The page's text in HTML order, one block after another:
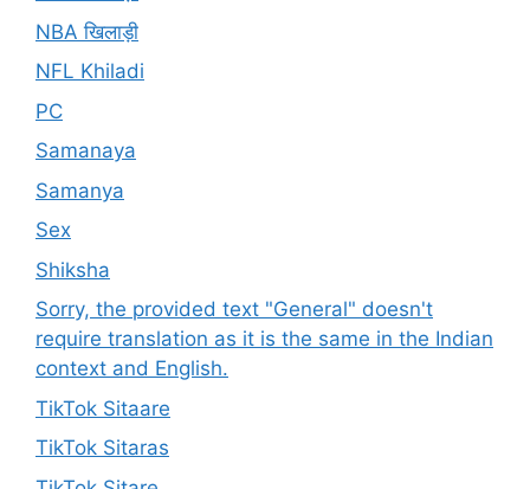
NBA खिलाड़ी
NFL Khiladi
PC
Samanaya
Samanya
Sex
Shiksha
Sorry, the provided text "General" doesn't
require translation as it is the same in the Indian
context and English.
TikTok Sitaare
TikTok Sitaras